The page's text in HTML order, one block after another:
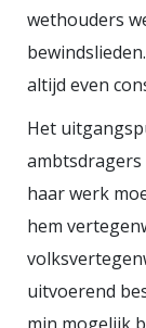
wethouders
altijd even
Het
ambtsdragers
haar werk
hem
uitvoerend